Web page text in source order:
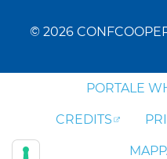
© 2026
PORTALE
CREDITS